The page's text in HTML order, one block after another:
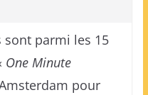
sont parmi les 15
One Minute
pour